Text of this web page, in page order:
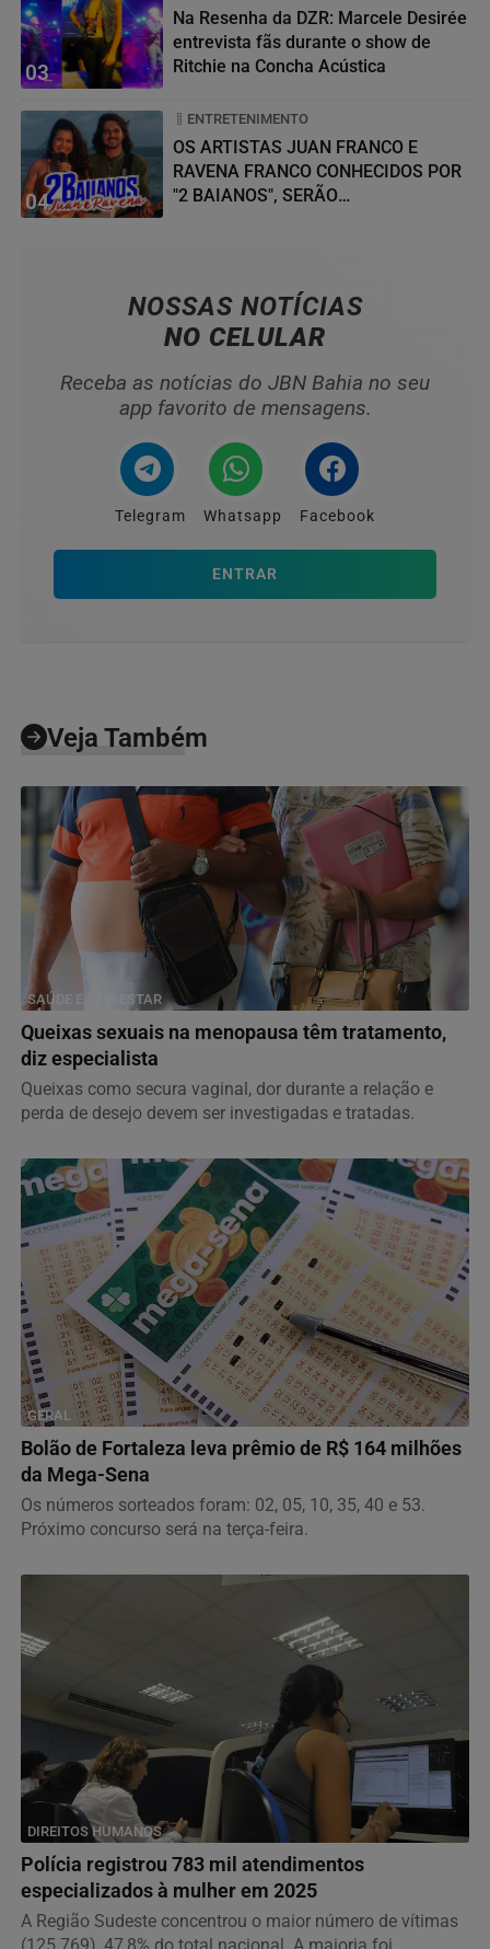
03
Na Resenha da DZR: Marcele Desirée
entrevista fãs durante o show de
Ritchie na Concha Acústica
04
ENTRETENIMENTO
OS ARTISTAS JUAN FRANCO E
RAVENA FRANCO CONHECIDOS POR
"2 BAIANOS", SERÃO
NOSSAS NOTÍCIAS
NO CELULAR
Receba as notícias do JBN Bahia no seu
app favorito de mensagens.
Telegram Whatsapp Facebook
ENTRAR
Veja Também
SAÚDE E BEM-ESTAR
Queixas sexuais na menopausa têm tratamento,
diz especialista
Queixas como secura vaginal, dor durante a relação e
perda de desejo devem ser investigadas e tratadas.
GERAL
Bolão de Fortaleza leva prêmio de R$ 164 milhões
da Mega-Sena
Os números sorteados foram: 02, 05, 10, 35, 40 e 53.
Próximo concurso será na terça-feira.
DIREITOS HUMANOS
Polícia registrou 783 mil atendimentos
especializados à mulher em 2025
A Região Sudeste concentrou o maior número de vítimas